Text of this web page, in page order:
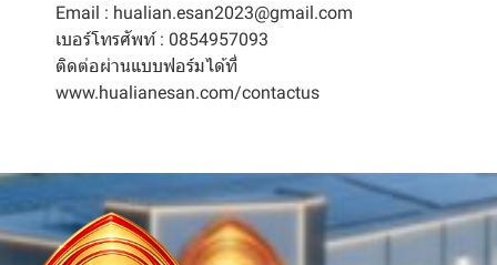
Email : hualian.esan2023@gmail.com
เบอร์โทรศัพท์ : 0854957093
ติดต่อผ่านแบบฟอร์มได้ที่
www.hualianesan.com/contactus